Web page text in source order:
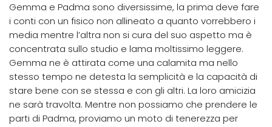
Gemma e Padma sono diversissime, la prima deve fare
i conti con un fisico non allineato a quanto vorrebbero i
media mentre l’altra non si cura del suo aspetto ma è
concentrata sullo studio e lama moltissimo leggere.
Gemma ne è attirata come una calamita ma nello
stesso tempo ne detesta la semplicità e la capacità di
stare bene con se stessa e con gli altri. La loro amicizia
ne sarà travolta. Mentre non possiamo che prendere le
parti di Padma, proviamo un moto di tenerezza per